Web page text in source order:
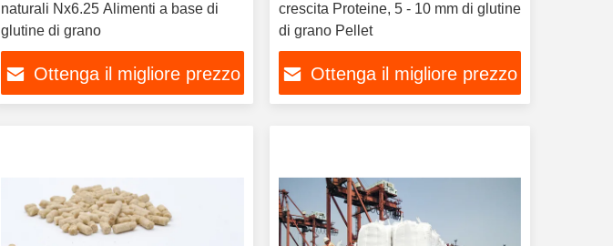
naturali Nx6.25 Alimenti a base di
glutine di grano
Ottenga il migliore prezzo
crescita Proteine, 5 - 10 mm di glutine
di grano Pellet
Ottenga il migliore prezzo